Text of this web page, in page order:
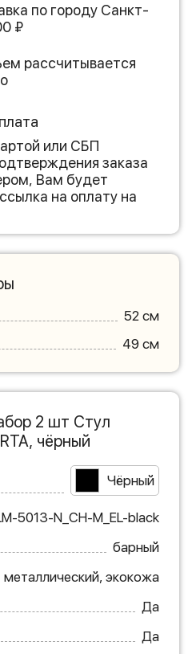
по городу Санкт-
₽
рассчитывается
или СБП
заказа
Вам будет
на оплату на
52 см
49 см
2 шт Стул
чёрный
Чёрный
5013-N_CH-M_EL-black
барный
металлический, экокожа
Да
Да